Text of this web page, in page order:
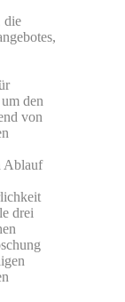
die
den
von
Ablauf
drei